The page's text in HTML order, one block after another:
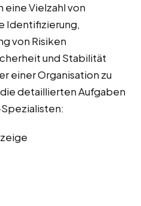
Vielzahl von
Identifizierung,
von Risiken
und Stabilität
einer Organisation zu
detaillierten Aufgaben